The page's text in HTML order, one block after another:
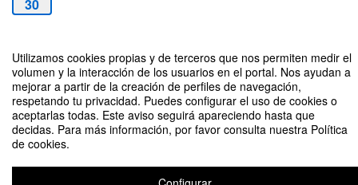
Utilizamos cookies propias y de terceros que nos permiten medir el
volumen y la interacción de los usuarios en el portal. Nos ayudan a
mejorar a partir de la creación de perfiles de navegación,
respetando tu privacidad. Puedes configurar el uso de cookies o
aceptarlas todas. Este aviso seguirá apareciendo hasta que
decidas. Para más información, por favor consulta nuestra Política
de cookies.
30
Del Savoy al Cotton Club. Una mirada desde Europa a los bailes
afronorteamericanos
Organizado por Vicerrectorado de Cultura y Políticas Sociales - Servicio de
Cultura. Colaboración: ICAS - Ayuntamiento de Sevilla